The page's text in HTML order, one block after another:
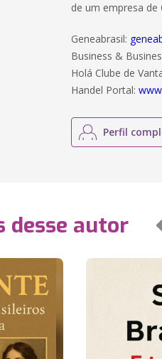
de um empresa de
Geneabrasil:
Business &
Holá Clube de
Handel Portal:
Perfil
desse autor